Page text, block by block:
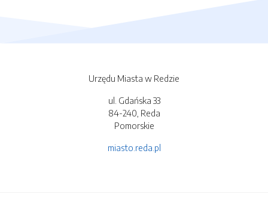
Urzędu Miasta w Redzie
ul. Gdańska 33
84-240, Reda
Pomorskie
miasto.reda.pl